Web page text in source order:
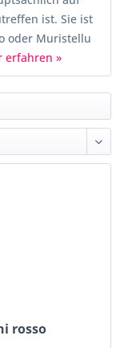
ist. Sie ist
oder Muristellu
erfahren »
rosso